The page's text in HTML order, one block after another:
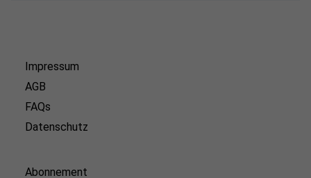
Impressum
AGB
FAQs
Datenschutz
Abonnement